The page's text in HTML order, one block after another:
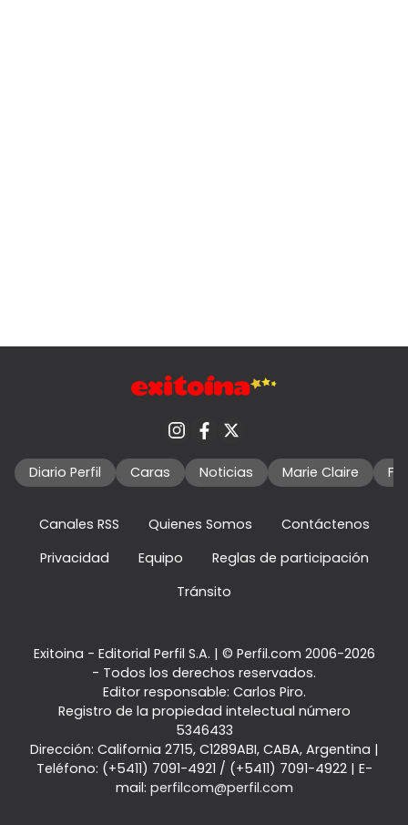
Diario Perfil Caras Noticias Marie Claire
Canales RSS Quienes Somos
Contáctenos
Privacidad
Equipo
Reglas de participación
Tránsito
Exitoina - Editorial Perfil S.A. | © Perfil.com 2006-2026
- Todos los derechos reservados.
Editor responsable: Carlos Piro.
Registro de la propiedad intelectual número
5346433
Dirección: California 2715, C1289ABI, CABA, Argentina |
Teléfono: (+5411) 7091-4921 / (+5411) 7091-4922| E-
mail: perfilcom@perfil.com